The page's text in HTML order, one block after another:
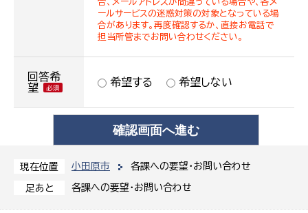
現在位置 小田原市 各課への要望・お問い合わせ
足あと 各課への要望・お問い合わせ
ールサービスの迷惑対策の対象となっている場
合があります。再度確認するか、直接お電話で
担当所管までお問い合わせください。
回答希
望
希望する 希望しない